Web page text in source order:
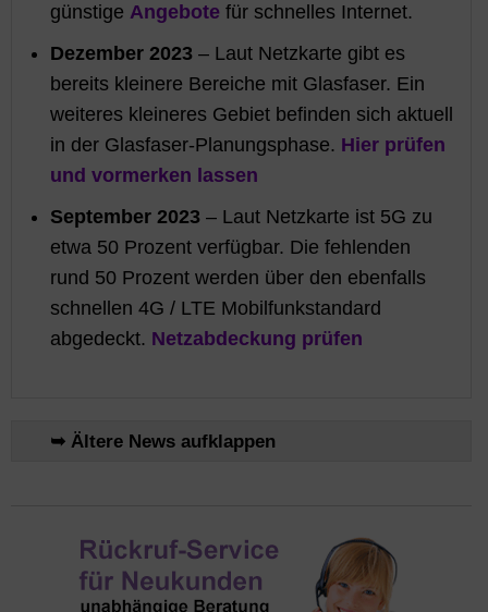
günstige Angebote für schnelles Internet.
Dezember 2023 – Laut Netzkarte gibt es
bereits kleinere Bereiche mit Glasfaser. Ein
weiteres kleineres Gebiet befinden sich aktuell
in der Glasfaser-Planungsphase. Hier prüfen
und vormerken lassen
September 2023 – Laut Netzkarte ist 5G zu
etwa 50 Prozent verfügbar. Die fehlenden
rund 50 Prozent werden über den ebenfalls
schnellen 4G / LTE Mobilfunkstandard
abgedeckt. Netzabdeckung prüfen
➥ Ältere News aufklappen